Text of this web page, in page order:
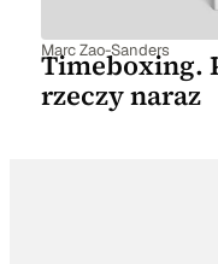
Marc Zao-Sanders
Timeboxing.
rzeczy naraz